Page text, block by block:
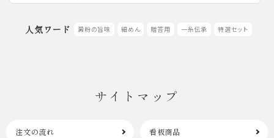
人気ワード 澱粉の旨味 細めん 贈答用 一糸伝承 特選セット
サイトマップ
注文の流れ 看板商品